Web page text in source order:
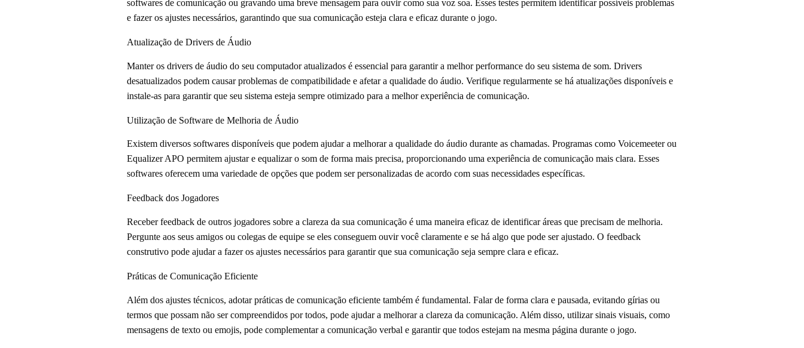
softwares de comunicação ou gravando uma breve mensagem para ouvir como sua voz soa. Esses testes permitem identificar possíveis problemas
e fazer os ajustes necessários, garantindo que sua comunicação esteja clara e eficaz durante o jogo.
Atualização de Drivers de Áudio
Manter os drivers de áudio do seu computador atualizados é essencial para garantir a melhor performance do seu sistema de som. Drivers
desatualizados podem causar problemas de compatibilidade e afetar a qualidade do áudio. Verifique regularmente se há atualizações disponíveis e
instale-as para garantir que seu sistema esteja sempre otimizado para a melhor experiência de comunicação.
Utilização de Software de Melhoria de Áudio
Existem diversos softwares disponíveis que podem ajudar a melhorar a qualidade do áudio durante as chamadas. Programas como Voicemeeter ou
Equalizer APO permitem ajustar e equalizar o som de forma mais precisa, proporcionando uma experiência de comunicação mais clara. Esses
softwares oferecem uma variedade de opções que podem ser personalizadas de acordo com suas necessidades específicas.
Feedback dos Jogadores
Receber feedback de outros jogadores sobre a clareza da sua comunicação é uma maneira eficaz de identificar áreas que precisam de melhoria.
Pergunte aos seus amigos ou colegas de equipe se eles conseguem ouvir você claramente e se há algo que pode ser ajustado. O feedback
construtivo pode ajudar a fazer os ajustes necessários para garantir que sua comunicação seja sempre clara e eficaz.
Práticas de Comunicação Eficiente
Além dos ajustes técnicos, adotar práticas de comunicação eficiente também é fundamental. Falar de forma clara e pausada, evitando gírias ou
termos que possam não ser compreendidos por todos, pode ajudar a melhorar a clareza da comunicação. Além disso, utilizar sinais visuais, como
mensagens de texto ou emojis, pode complementar a comunicação verbal e garantir que todos estejam na mesma página durante o jogo.